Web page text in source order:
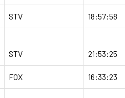
STV 18:57:58
STV 21:53:25
FOX 16:33:23